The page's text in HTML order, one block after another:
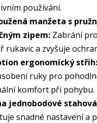
používání.
manžeta s
zipem: Zabrání
rukavic a zvyšuje
ergonomický
ruky pro
komfort při pohybu.
jednobodové
snadné nastavení a